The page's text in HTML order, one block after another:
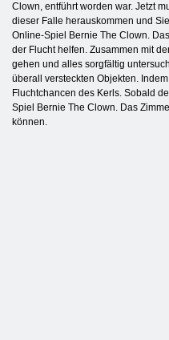
Clown, entführt worden war. Jetzt
dieser Falle herauskommen und
Online-Spiel Bernie The Clown.
der Flucht helfen. Zusammen mit
gehen und alles sorgfältig
überall versteckten Objekten.
Fluchtchancen des Kerls. Sobald
Spiel Bernie The Clown. Das
können.